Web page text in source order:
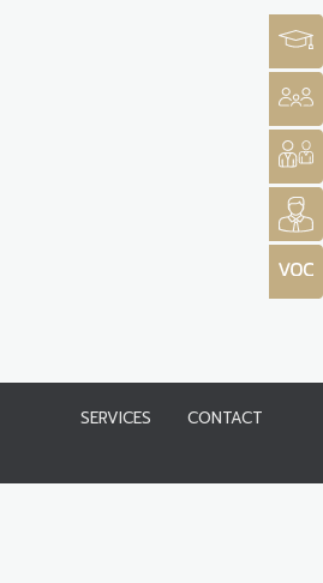
SERVICES CONTACT